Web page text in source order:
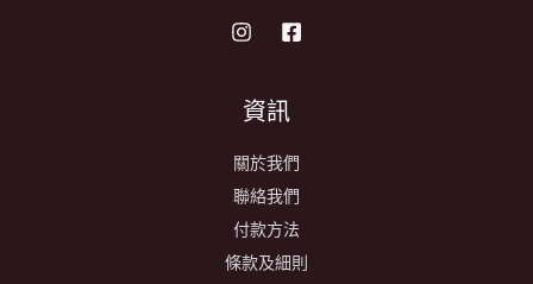
資訊
關於我們
聯絡我們
付款方法
條款及細則